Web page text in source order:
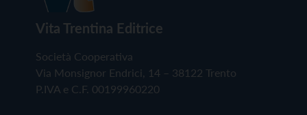
Vita Trentina Editrice
Società Cooperativa
Via Monsignor Endrici, 14 – 38122 Trento
P.IVA e C.F. 00199960220